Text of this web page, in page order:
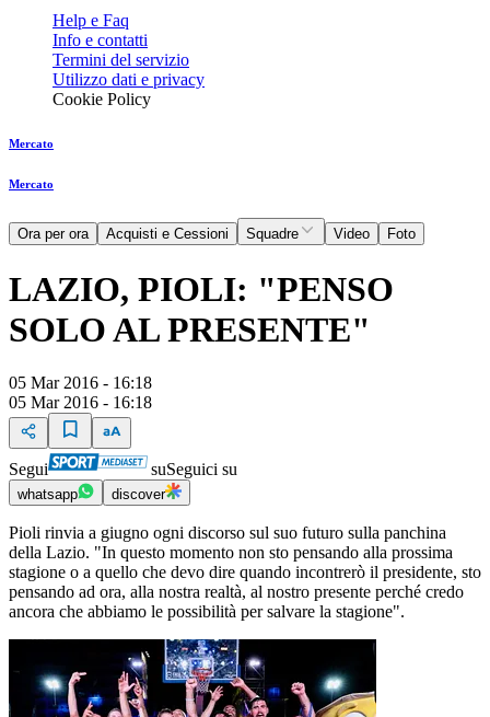
Help e Faq
Info e contatti
Termini del servizio
Utilizzo dati e privacy
Cookie Policy
Mercato
Mercato
Ora per ora Acquisti e Cessioni Squadre Video Foto
LAZIO, PIOLI: "PENSO
SOLO AL PRESENTE"
05 Mar 2016 - 16:18
05 Mar 2016 - 16:18
Segui suSeguici su
whatsapp discover
Pioli rinvia a giugno ogni discorso sul suo futuro sulla panchina
della Lazio. "In questo momento non sto pensando alla prossima
stagione o a quello che devo dire quando incontrerò il presidente, sto
pensando ad ora, alla nostra realtà, al nostro presente perché credo
ancora che abbiamo le possibilità per salvare la stagione".